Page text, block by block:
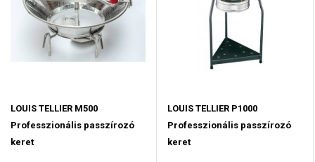
LOUIS TELLIER M500
Professzionális passzírozó
keret
LOUIS TELLIER P1000
Professzionális passzírozó
keret